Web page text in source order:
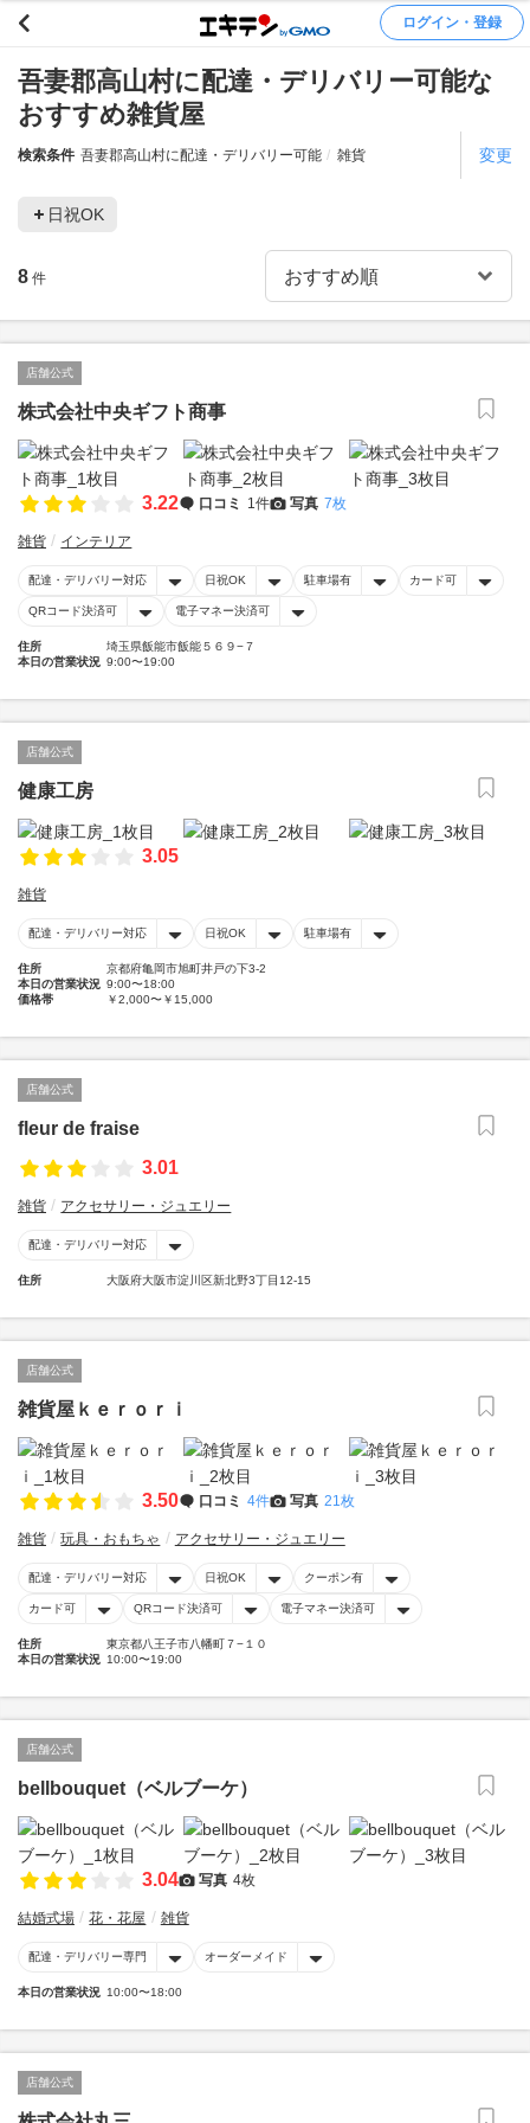
ログイン・登録
吾妻郡高山村に配達・デリバリー可能な
おすすめ雑貨屋
検索条件 吾妻郡高山村に配達・デリバリー可能 雑貨 変更
日祝OK
8 件
店舗公式
株式会社中央ギフト商事
3.22 口コミ 1件 写真 7枚
雑貨 インテリア
配達・デリバリー対応 日祝OK 駐車場有 カード可
QRコード決済可 電子マネー決済可
住所
埼玉県飯能市飯能５６９−７
本日の営業状況 9:00〜19:00
店舗公式
健康工房
3.05
雑貨
配達・デリバリー対応 日祝OK 駐車場有
住所
京都府亀岡市旭町井戸の下3-2
本日の営業状況 9:00〜18:00
価格帯
￥2,000〜￥15,000
店舗公式
fleur de fraise
3.01
雑貨 アクセサリー・ジュエリー
配達・デリバリー対応
住所 大阪府大阪市淀川区新北野3丁目12-15
店舗公式
雑貨屋ｋｅｒｏｒｉ
3.50 口コミ 4件 写真 21枚
雑貨 玩具・おもちゃ アクセサリー・ジュエリー
配達・デリバリー対応 日祝OK クーポン有
カード可 QRコード決済可 電子マネー決済可
住所
東京都八王子市八幡町７−１０
本日の営業状況 10:00〜19:00
店舗公式
bellbouquet（ベルブーケ）
3.04 写真 4枚
結婚式場 花・花屋 雑貨
配達・デリバリー専門 オーダーメイド
本日の営業状況 10:00〜18:00
店舗公式